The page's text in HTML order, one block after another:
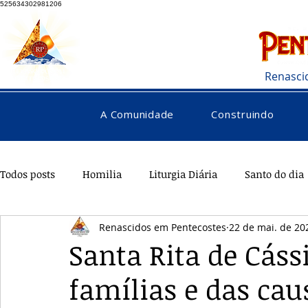
525634302981206
A Comunidade Construindo
Todos posts Homilia Liturgia Diária Santo do dia
Pentecostes Galeria Orações Saúde
Santa Rita de
famílias e das
Renascidos em Pentecostes 22 de mai. de